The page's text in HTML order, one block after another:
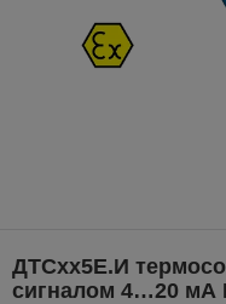
ДТСхх5Е.И
сигналом 4…20 мА